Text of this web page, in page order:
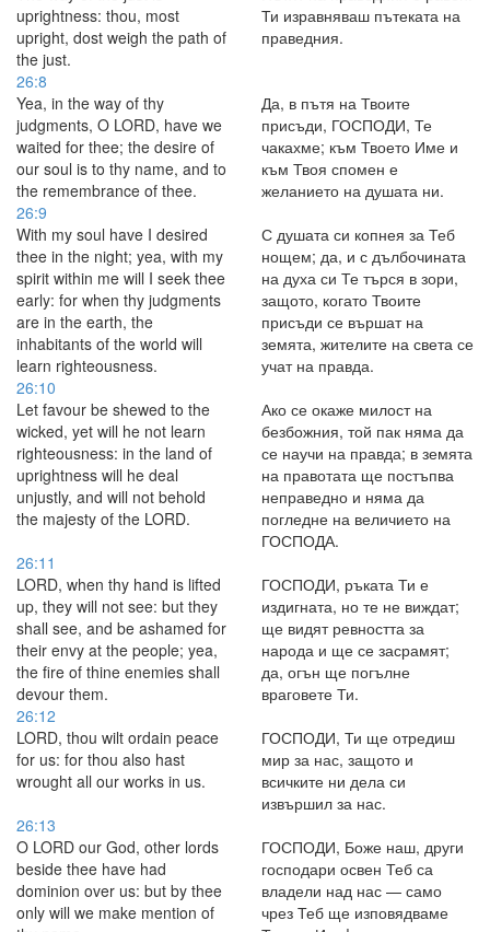
uprightness: thou, most
upright, dost weigh the path of
the just.
Ти изравняваш пътеката на
праведния.
26:8
Yea, in the way of thy
judgments, O LORD, have we
waited for thee; the desire of
our soul is to thy name, and to
the remembrance of thee.
Да, в пътя на Твоите
присъди, ГОСПОДИ, Те
чакахме; към Твоето Име и
към Твоя спомен е
желанието на душата ни.
26:9
With my soul have I desired
thee in the night; yea, with my
spirit within me will I seek thee
early: for when thy judgments
are in the earth, the
inhabitants of the world will
learn righteousness.
С душата си копнея за Теб
нощем; да, и с дълбочината
на духа си Те търся в зори,
защото, когато Твоите
присъди се вършат на
земята, жителите на света се
учат на правда.
26:10
Let favour be shewed to the
wicked, yet will he not learn
righteousness: in the land of
uprightness will he deal
unjustly, and will not behold
the majesty of the LORD.
Ако се окаже милост на
безбожния, той пак няма да
се научи на правда; в земята
на правотата ще постъпва
неправедно и няма да
погледне на величието на
ГОСПОДА.
26:11
LORD, when thy hand is lifted
up, they will not see: but they
shall see, and be ashamed for
their envy at the people; yea,
the fire of thine enemies shall
devour them.
ГОСПОДИ, ръката Ти е
издигната, но те не виждат;
ще видят ревността за
народа и ще се засрамят;
да, огън ще погълне
враговете Ти.
26:12
LORD, thou wilt ordain peace
for us: for thou also hast
wrought all our works in us.
ГОСПОДИ, Ти ще отредиш
мир за нас, защото и
всичките ни дела си
извършил за нас.
26:13
O LORD our God, other lords
beside thee have had
dominion over us: but by thee
only will we make mention of
ГОСПОДИ, Боже наш, други
господари освен Теб са
владели над нас — само
чрез Теб ще изповядваме